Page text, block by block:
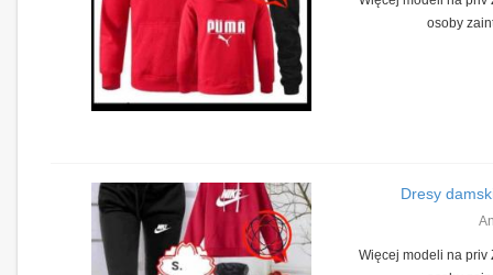
osoby
Dresy
Więcej modeli na priv